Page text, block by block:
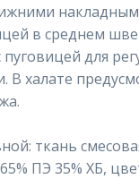
в среднем шве
пуговицей для
В халате
ткань
ПЭ 35% ХБ,